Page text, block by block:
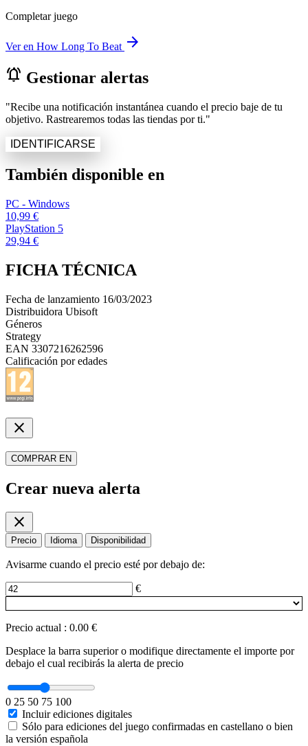
Completar juego
Ver en How Long To Beat arrow_forward
notifications_active Gestionar alertas
"Recibe una notificación instantánea cuando el precio baje de tu
objetivo. Rastrearemos todas las tiendas por ti."
IDENTIFICARSE
También disponible en
PC - Windows
10,99 €
PlayStation 5
29,94 €
FICHA TÉCNICA
Fecha de lanzamiento 16/03/2023
Distribuidora Ubisoft
Géneros
Strategy
EAN 3307216262596
Calificación por edades
close
COMPRAR EN
Crear nueva alerta
close
Precio Idioma Disponibilidad
Avisarme cuando el precio esté por debajo de:
€
Precio actual : 0.00 €
Desplace la barra superior o modifique directamente el importe por
debajo el cual recibirás la alerta de precio
0 25 50 75 100
Incluir ediciones digitales
Sólo para ediciones del juego confirmadas en castellano o bien
la versión española